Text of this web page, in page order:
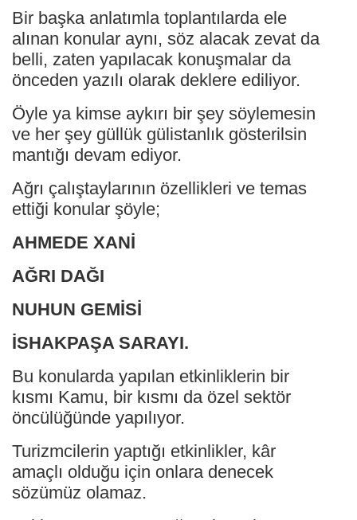
Bir başka anlatımla toplantılarda ele
alınan konular aynı, söz alacak zevat da
belli, zaten yapılacak konuşmalar da
önceden yazılı olarak deklere ediliyor.
Öyle ya kimse aykırı bir şey söylemesin
ve her şey güllük gülistanlık gösterilsin
mantığı devam ediyor.
Ağrı çalıştaylarının özellikleri ve temas
ettiği konular şöyle;
AHMEDE XANİ
AĞRI DAĞI
NUHUN GEMİSİ
İSHAKPAŞA SARAYI.
Bu konularda yapılan etkinliklerin bir
kısmı Kamu, bir kısmı da özel sektör
öncülüğünde yapılıyor.
Turizmcilerin yaptığı etkinlikler, kâr
amaçlı olduğu için onlara denecek
sözümüz olamaz.